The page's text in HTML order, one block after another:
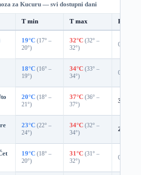
za Kucuru — svi dostupni dani
T min T max
19°C (17° –
20°)
32°C (32° –
32°)
0%
18°C (16° –
19°)
34°C (33° –
34°)
0%
20°C (18° –
21°)
37°C (36° –
37°)
3%
23°C (22° –
24°)
34°C (32° –
34°)
2%
19°C (18° –
20°)
31°C (31° –
32°)
0%